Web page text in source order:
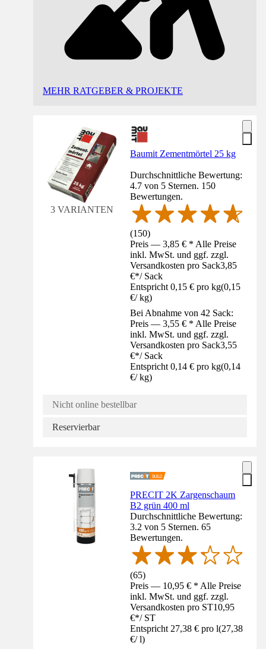
MEHR RATGEBER & PROJEKTE
3 VARIANTEN
Baumit Zementmörtel 25 kg
Durchschnittliche Bewertung:
4.7 von 5 Sternen. 150
Bewertungen.
(150)
Preis — 3,85 € * Alle Preise
inkl. MwSt. und ggf. zzgl.
Versandkosten pro Sack3,85
€*/ Sack
Entspricht 0,15 € pro kg(0,15
€/ kg)
Bei Abnahme von 42 Sack:
Preis — 3,55 € * Alle Preise
inkl. MwSt. und ggf. zzgl.
Versandkosten pro Sack3,55
€*/ Sack
Entspricht 0,14 € pro kg(0,14
€/ kg)
Nicht online bestellbar
Reservierbar
PRECIT 2K Zargenschaum
B2 grün 400 ml
Durchschnittliche Bewertung:
3.2 von 5 Sternen. 65
Bewertungen.
(65)
Preis — 10,95 € * Alle Preise
inkl. MwSt. und ggf. zzgl.
Versandkosten pro ST10,95
€*/ ST
Entspricht 27,38 € pro l(27,38
€/ l)